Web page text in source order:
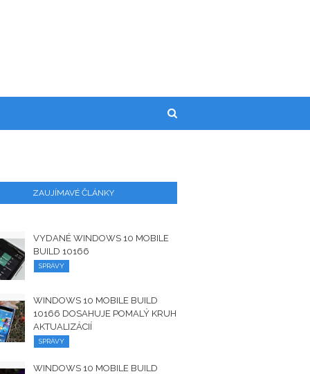
ZAUJÍMAVÉ ČLÁNKY
VYDANÉ WINDOWS 10 MOBILE
BUILD 10166
SPRÁVY
WINDOWS 10 MOBILE BUILD
10166 DOSAHUJE POMALÝ KRUH
AKTUALIZÁCIÍ
SPRÁVY
WINDOWS 10 MOBILE BUILD